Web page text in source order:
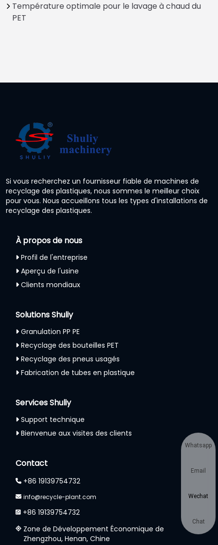
Température optimale pour le lavage à chaud du
PET
Si vous recherchez un fournisseur fiable de machines de
recyclage des plastiques, nous sommes le meilleur choix
pour vous. Nous accueillons tous les types d'installations de
recyclage des plastiques.
À propos de nous
Profil de l'entreprise
Aperçu de l'usine
Clients mondiaux
Solutions Shuliy
Granulation PP PE
Recyclage des bouteilles PET
Recyclage des pneus usagés
Fabrication de tubes en plastique
Services Shuliy
Support technique
Bienvenue aux visites des clients
Contact
+86 19139754732
info@recycle-plant.com
+86 19139754732
Zone de Développement Économique de
Zhengzhou, Henan, Chine
Whatsapp
Email
Wechat
Chat